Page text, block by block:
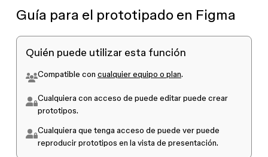
Guía para el prototipado en Figma
Quién puede utilizar esta función
Compatible con cualquier equipo o plan.
Cualquiera con acceso de puede editarpuede crear
prototipos.
Cualquiera que tenga acceso de puede verpuede
reproducir prototipos en la vista de presentación.